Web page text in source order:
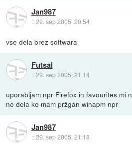
Jan987
::29. sep 2005, 20:54
vse dela brez softwara
Futsal
::29. sep 2005, 21:14
uporabljam npr Firefox in favourites mi
ne dela ko mam pržgan winapm npr
Jan987
::29. sep 2005, 21:18